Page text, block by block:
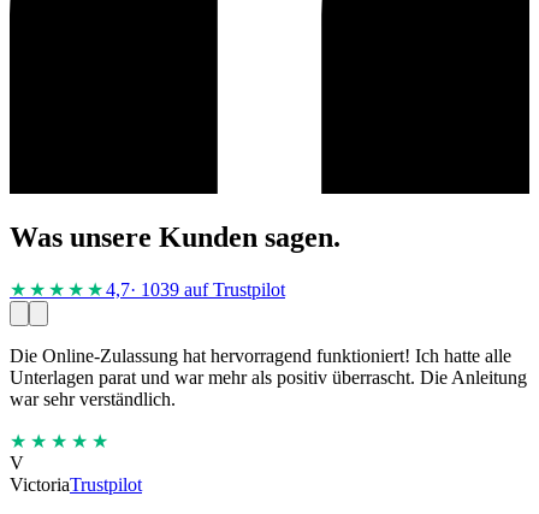
Was unsere Kunden sagen.
★★★★ ★4,7· 1039 auf Trustpilot
Die Online-Zulassung hat hervorragend funktioniert! Ich hatte alle
Unterlagen parat und war mehr als positiv überrascht. Die Anleitung
war sehr verständlich.
★★★★★
V
VictoriaTrustpilot